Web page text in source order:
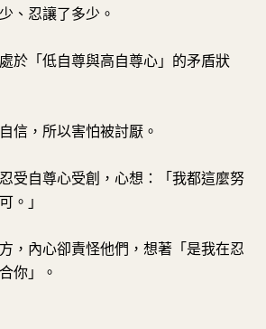
、忍讓了多少。
於「低自尊與高自尊心」的矛盾狀
信，所以害怕被討厭。
受自尊心受創，心想：「我都這麼努
。」
，內心卻責怪他們，想著「是我在忍
你」。